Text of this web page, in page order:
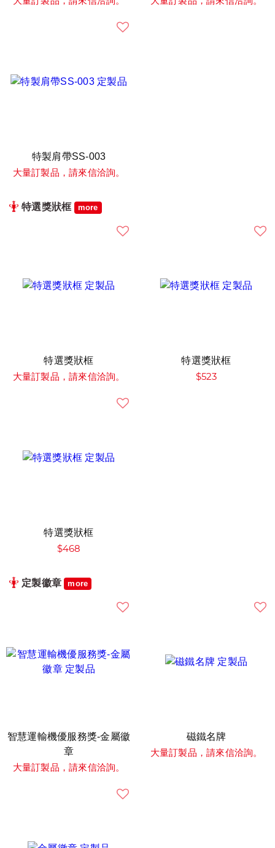
特製肩帶SS-003
大量訂製品，請來信洽詢。
特選獎狀框 more
特選獎狀框
大量訂製品，請來信洽詢。
特選獎狀框
$523
特選獎狀框
$468
定製徽章 more
智慧運輸機優服務獎-金屬徽
章
大量訂製品，請來信洽詢。
磁鐵名牌
大量訂製品，請來信洽詢。